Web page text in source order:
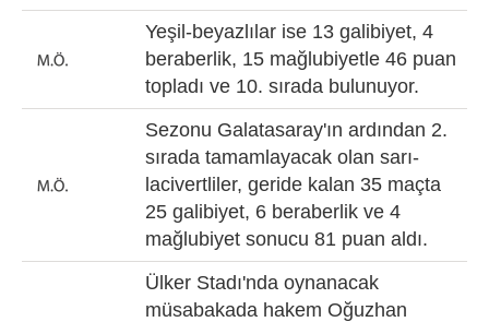
Yeşil-beyazlılar ise 13 galibiyet, 4
beraberlik, 15 mağlubiyetle 46 puan
topladı ve 10. sırada bulunuyor.
Sezonu Galatasaray'ın ardından 2.
sırada tamamlayacak olan sarı-
lacivertliler, geride kalan 35 maçta
25 galibiyet, 6 beraberlik ve 4
mağlubiyet sonucu 81 puan aldı.
Ülker Stadı'nda oynanacak
müsabakada hakem Oğuzhan